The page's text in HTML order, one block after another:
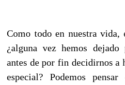
Como todo en nuestra
¿alguna vez hemos
antes de por fin decidirnos a
especial? Podemos